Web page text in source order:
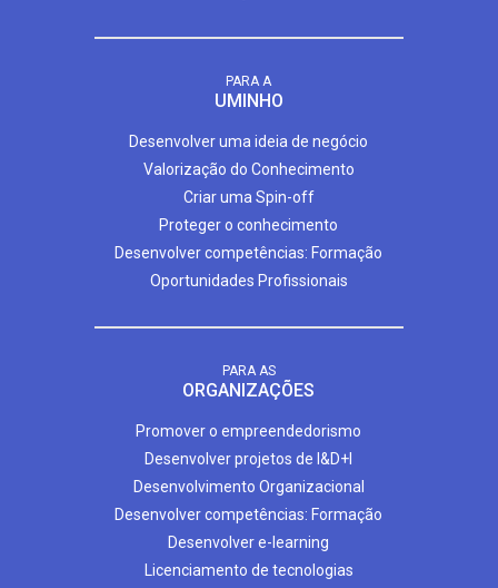
PARA A
UMINHO
Desenvolver uma ideia de negócio
Valorização do Conhecimento
Criar uma Spin-off
Proteger o conhecimento
Desenvolver competências: Formação
Oportunidades Profissionais
PARA AS
ORGANIZAÇÕES
Promover o empreendedorismo
Desenvolver projetos de I&D+I
Desenvolvimento Organizacional
Desenvolver competências: Formação
Desenvolver e-learning
Licenciamento de tecnologias